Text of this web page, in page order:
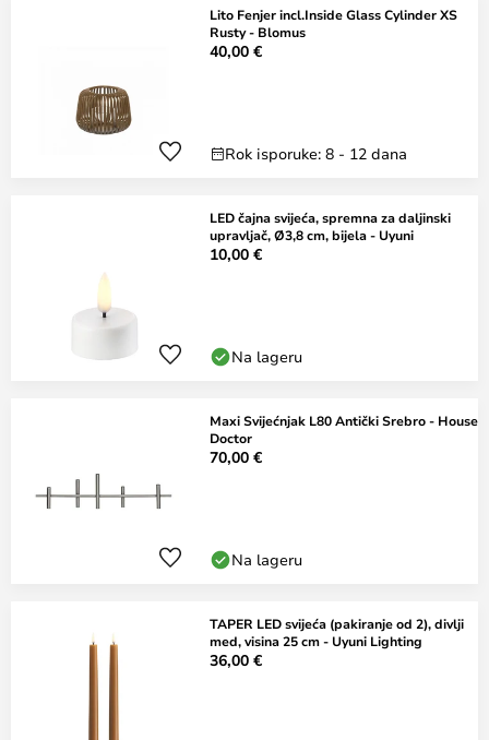
Lito Fenjer incl.Inside Glass Cylinder XS
Rusty - Blomus
40,00 €
Rok isporuke: 8 - 12 dana
LED čajna svijeća, spremna za daljinski
upravljač, Ø3,8 cm, bijela - Uyuni
10,00 €
Na lageru
Maxi Svijećnjak L80 Antički Srebro - House
Doctor
70,00 €
Na lageru
TAPER LED svijeća (pakiranje od 2), divlji
med, visina 25 cm - Uyuni Lighting
36,00 €